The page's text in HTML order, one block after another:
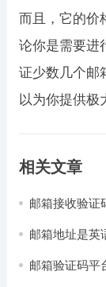
而且，它的价
论你是需要进
证少数几个邮
以为你提供极
相关文章
邮箱接收验证
邮箱地址是英
邮箱验证码平